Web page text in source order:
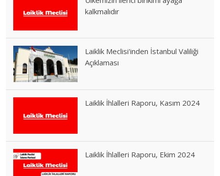
kalkmalıdır
Laiklik Meclisi'inden İstanbul Valiliği
Açıklaması
Laiklik İhlalleri Raporu, Kasım 2024
Laiklik İhlalleri Raporu, Ekim 2024